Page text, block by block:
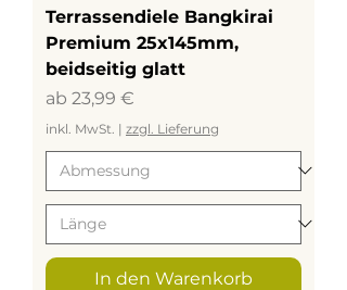
Terrassendiele Bangkirai
Premium 25x145mm,
beidseitig glatt
ab 23,99 €
Sale-Preis
inkl. MwSt. | zzgl. Lieferung
In den Warenkorb